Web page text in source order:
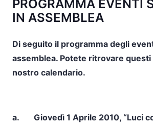
PROGRAMMA EVENTI
IN ASSEMBLEA
Di seguito il programma degli
assemblea. Potete ritrovare
nostro calendario.
a. Giovedì 1 Aprile 2010, “Luci